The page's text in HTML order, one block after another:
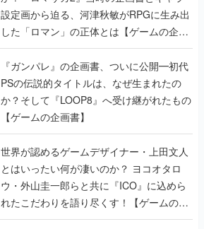
設定画から迫る、河津秋敏がRPGに生み出
した「ロマン」の正体とは【ゲームの企画
書】
『ガンパレ』の企画書、ついに公開━初代
PSの伝説的タイトルは、なぜ生まれたの
か？そして『LOOP8』へ受け継がれたもの
【ゲームの企画書】
世界が認めるゲームデザイナー・上田文人
とはいったい何が凄いのか？ ヨコオタロ
ウ・外山圭一郎らと共に『ICO』に込めら
れたこだわりを語り尽くす！【ゲームの企
画書】